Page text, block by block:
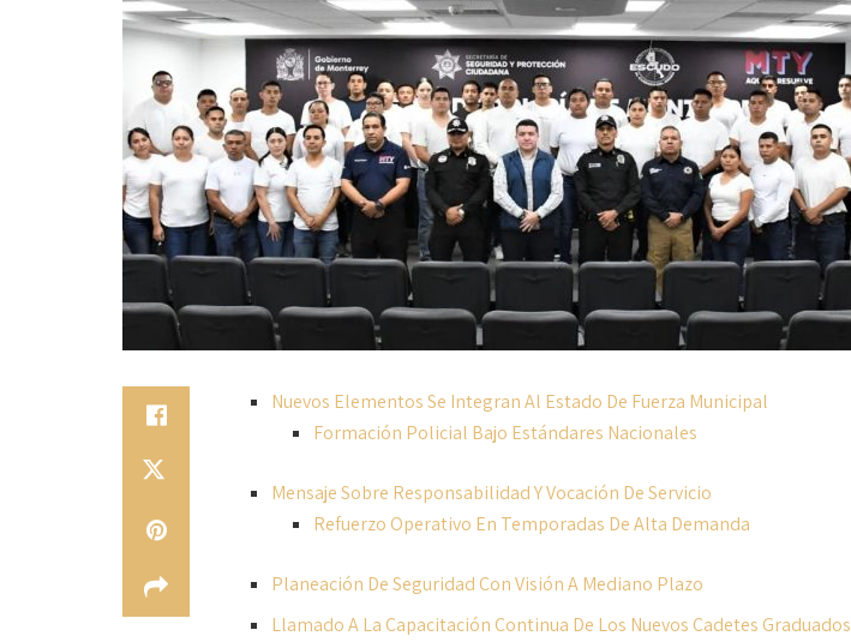
Nuevos Elementos Se Integran Al Estado De Fuerza Municipal
Formación Policial Bajo Estándares Nacionales
Mensaje Sobre Responsabilidad Y Vocación De Servicio
Refuerzo Operativo En Temporadas De Alta Demanda
Planeación De Seguridad Con Visión A Mediano Plazo
Llamado A La Capacitación Continua De Los Nuevos Cadetes Graduados